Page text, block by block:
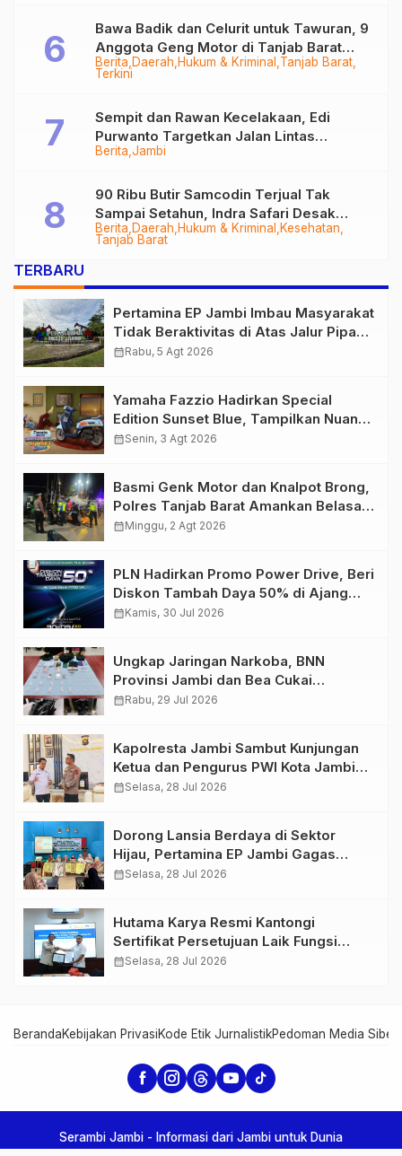
Berita Daerah Hukum & Kriminal Tanjab Barat
Terkini
Bawa Badik dan Celurit untuk Tawuran, 9
Anggota Geng Motor di Tanjab Barat
Diringkus
Berita Jambi
Sempit dan Rawan Kecelakaan, Edi
Purwanto Targetkan Jalan Lintas
Tungkal-Jambi Mulus di 2028
Berita Daerah Hukum & Kriminal
Kesehatan
Tanjab Barat
90 Ribu Butir Samcodin Terjual Tak
Sampai Setahun, Indra Safari Desak
Audit Menyeluruh
TERBARU
Pertamina EP Jambi Imbau Masyarakat
Tidak Beraktivitas di Atas Jalur Pipa
Migas Demi Keselamatan Bersama
calendar_monthRabu, 5 Agt 2026
Yamaha Fazzio Hadirkan Special
Edition Sunset Blue, Tampilkan Nuansa
Retro Summer yang Semakin Skena
calendar_monthSenin, 3 Agt 2026
Basmi Genk Motor dan Knalpot Brong,
Polres Tanjab Barat Amankan Belasan
Kendaraan
calendar_monthMinggu, 2 Agt 2026
PLN Hadirkan Promo Power Drive, Beri
Diskon Tambah Daya 50% di Ajang
GIIAS 2026
calendar_monthKamis, 30 Jul 2026
Ungkap Jaringan Narkoba, BNN
Provinsi Jambi dan Bea Cukai
Amankan Sembilan Pelaku beserta
calendar_monthRabu, 29 Jul 2026
Kapolresta Jambi Sambut Kunjungan
Ketua dan Pengurus PWI Kota Jambi
Perkuat Sinergi dan Kolaborasi
calendar_monthSelasa, 28 Jul 2026
Dorong Lansia Berdaya di Sektor
Hijau, Pertamina EP Jambi Gagas
Lansiapreneur Batik Eco-Print
calendar_monthSelasa, 28 Jul 2026
Hutama Karya Resmi Kantongi
Sertifikat Persetujuan Laik Fungsi
Struktur Jembatan Musi V Tol
calendar_monthSelasa, 28 Jul 2026
BerandaKebijakan PrivasiKode Etik JurnalistikPedoman Media Siber
Serambi Jambi - Informasi dari Jambi untuk Dunia